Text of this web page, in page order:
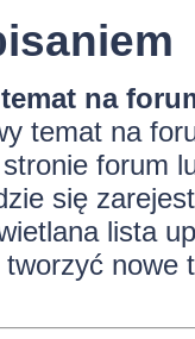
na
temat na
forum
się
lista
tworzyć nowe